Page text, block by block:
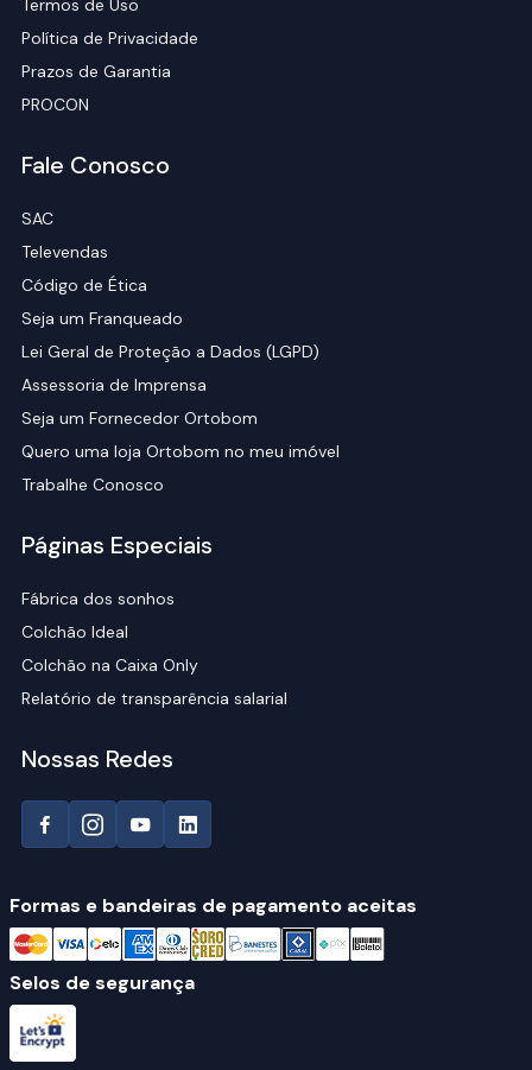
Termos de Uso
Política de Privacidade
Prazos de Garantia
PROCON
Fale Conosco
SAC
Televendas
Código de Ética
Seja um Franqueado
Lei Geral de Proteção a Dados (LGPD)
Assessoria de Imprensa
Seja um Fornecedor Ortobom
Quero uma loja Ortobom no meu imóvel
Trabalhe Conosco
Páginas Especiais
Fábrica dos sonhos
Colchão Ideal
Colchão na Caixa Only
Relatório de transparência salarial
Nossas Redes
Formas e bandeiras de pagamento aceitas
Selos de segurança